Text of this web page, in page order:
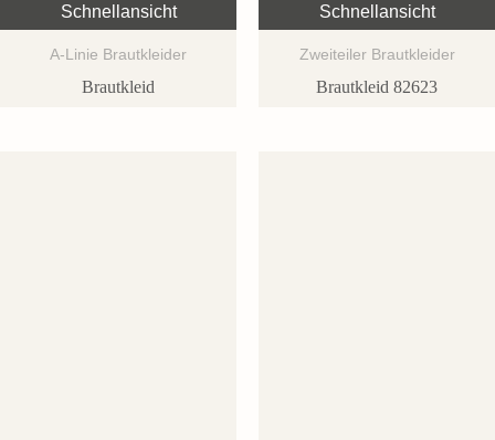
Schnellansicht
A-Linie Brautkleider
Brautkleid
Schnellansicht
Zweiteiler Brautkleider
Brautkleid 82623